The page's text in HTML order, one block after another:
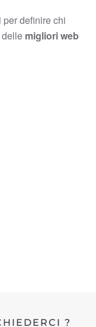
definire chi
delle migliori web
?